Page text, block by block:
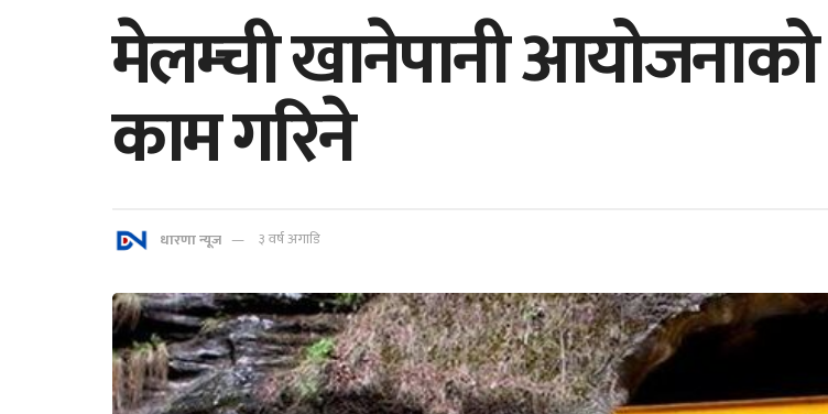
मेलम्ची खानेपानी
काम गरिने
धारणा न्यूज ३ वर्ष अगाडि